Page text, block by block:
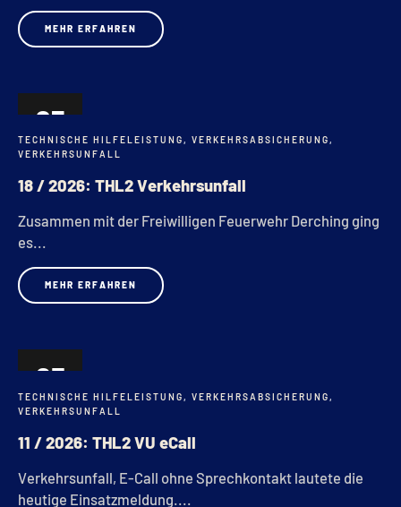
MEHR ERFAHREN
25
MÄRZ
TECHNISCHE HILFELEISTUNG, VERKEHRSABSICHERUNG,
VERKEHRSUNFALL
18 / 2026: THL2 Verkehrsunfall
Zusammen mit der Freiwilligen Feuerwehr Derching ging
es...
MEHR ERFAHREN
03
MÄRZ
TECHNISCHE HILFELEISTUNG, VERKEHRSABSICHERUNG,
VERKEHRSUNFALL
11 / 2026: THL2 VU eCall
Verkehrsunfall, E-Call ohne Sprechkontakt lautete die
heutige Einsatzmeldung....